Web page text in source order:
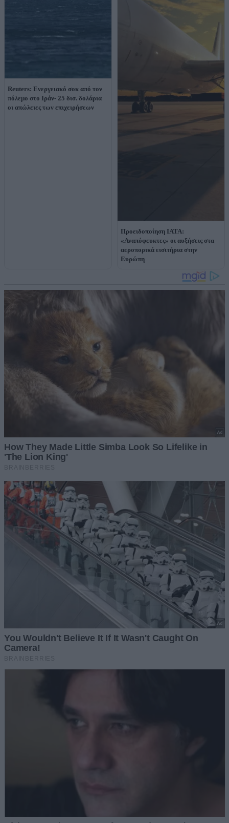
Reuters: Ενεργειακό σοκ από τον
πόλεμο στο Ιράν- 25 δισ. δολάρια
οι απώλειες των επιχειρήσεων
Προειδοποίηση IATA:
«Αναπόφευκτες» οι αυξήσεις στα
αεροπορικά εισιτήρια στην
Ευρώπη